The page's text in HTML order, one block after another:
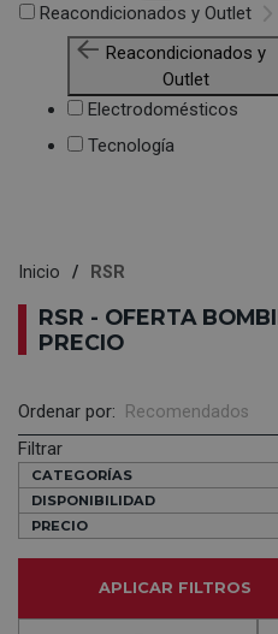
Reacondicionados y Outlet
Reacondicionados y
Outlet
Electrodomésticos
Tecnología
Inicio RSR
RSR - OFERTA
PRECIO
Ordenar por:
Filtrar
CATEGORÍAS
DISPONIBILIDAD
PRECIO
APLICAR FILTROS